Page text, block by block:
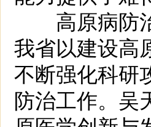
高原病防治
我省以建设高
不断强化科研
防治工作。吴